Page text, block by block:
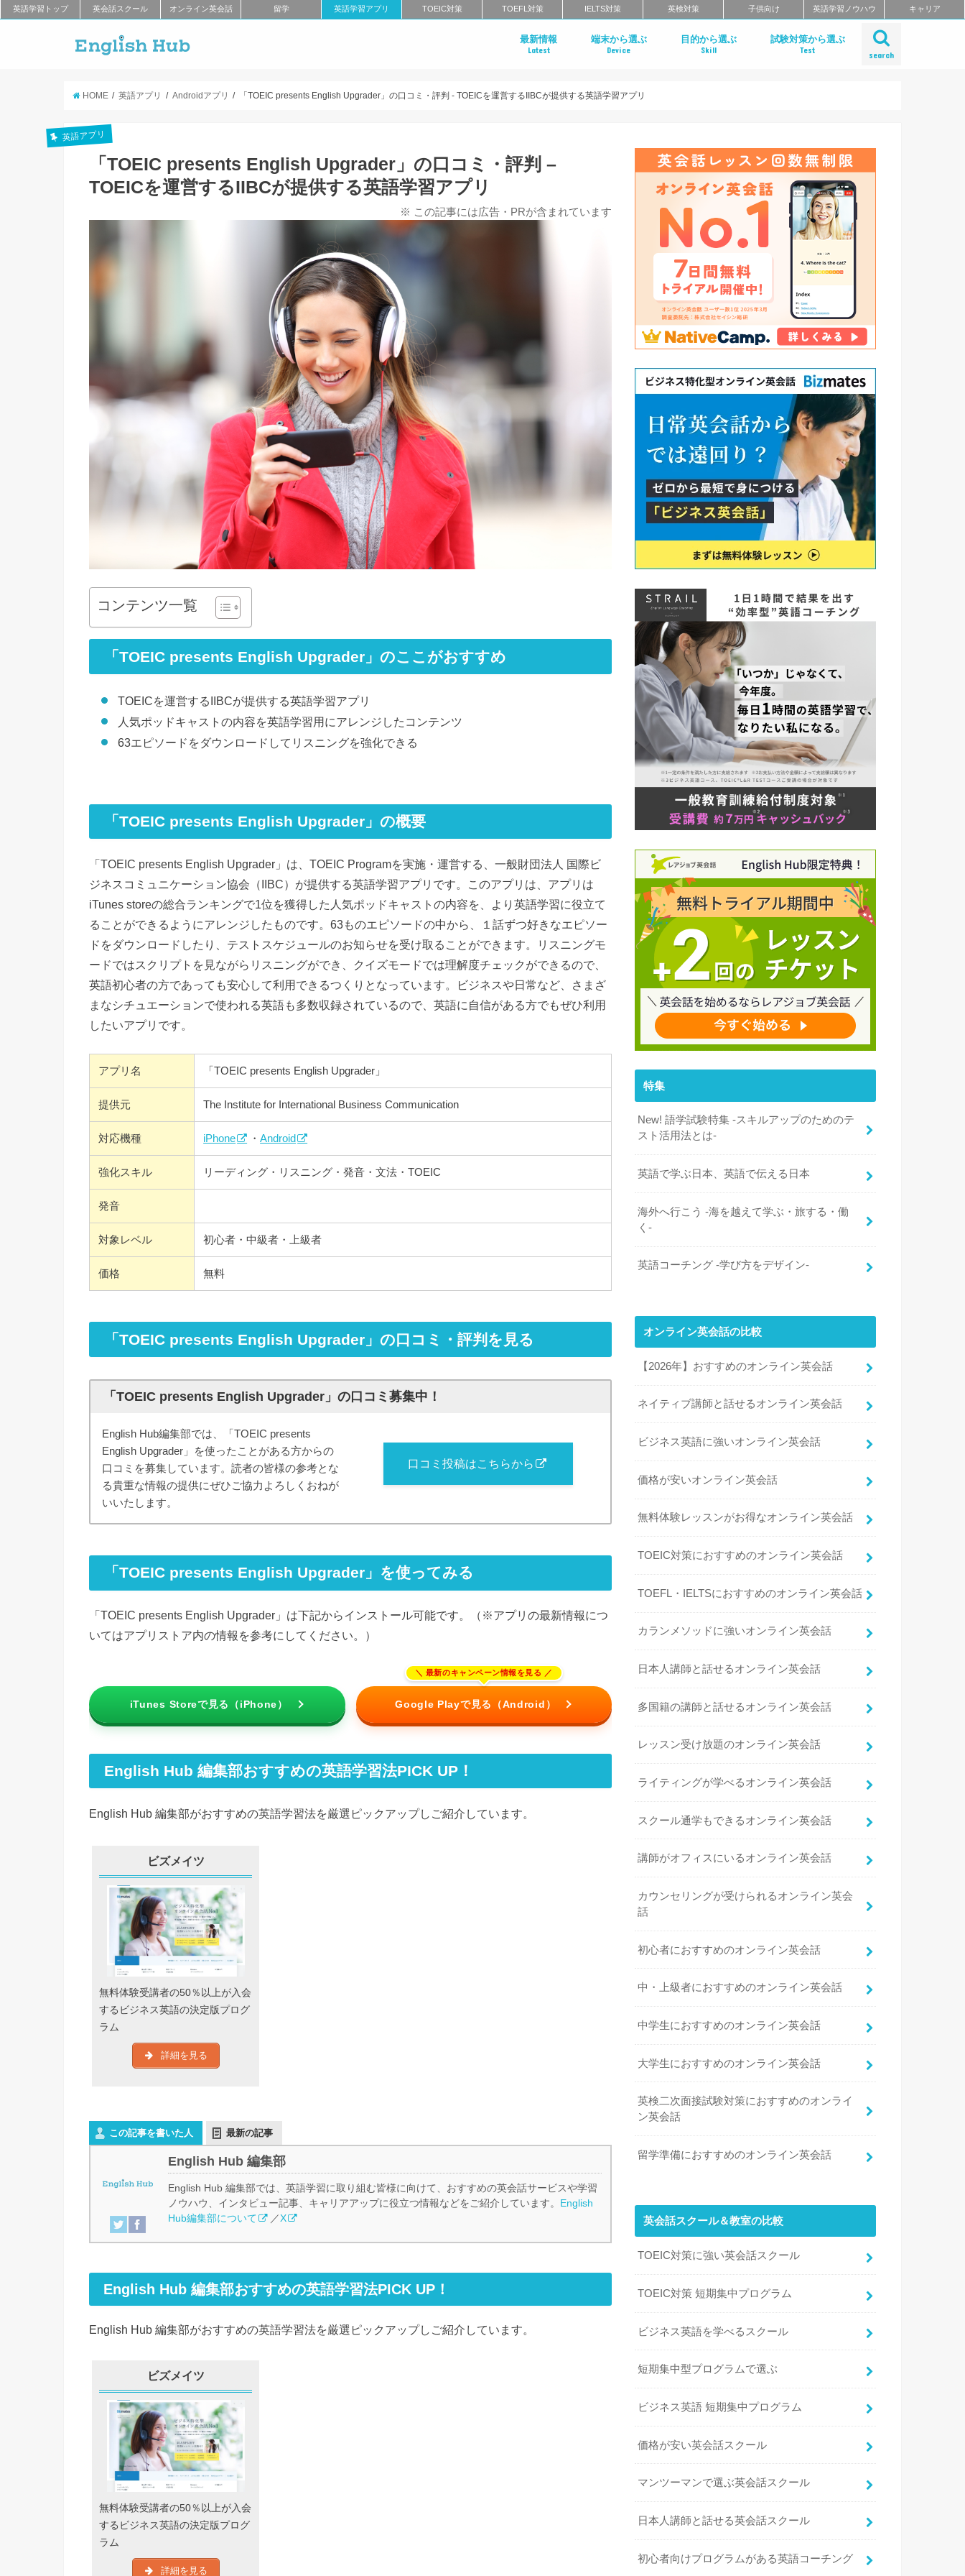
英語学習トップ 英会話スクール オンライン英会話 留学 英語学習アプリ TOEIC対策 TOEFL対策 IELTS対策 英検対策 子供向け 英語学習ノウハウ キャリア
search
最新情報
Latest
端末から選ぶ
Device
目的から選ぶ
Skill
試験対策から選ぶ
Test
HOME 英語アプリ Androidアプリ 「TOEIC presents English Upgrader」の口コミ・評判 - TOEICを運営するIIBCが提供する英語学習アプリ
英語アプリ
「TOEIC presents English Upgrader」の口コミ・評判 –
TOEICを運営するIIBCが提供する英語学習アプリ
※ この記事には広告・PRが含まれています
コンテンツ一覧
「TOEIC presents English Upgrader」のここがおすすめ
TOEICを運営するIIBCが提供する英語学習アプリ
人気ポッドキャストの内容を英語学習用にアレンジしたコンテンツ
63エピソードをダウンロードしてリスニングを強化できる
「TOEIC presents English Upgrader」の概要
「TOEIC presents English Upgrader」は、TOEIC Programを実施・運営する、一般財団法人 国際ビ
ジネスコミュニケーション協会（IIBC）が提供する英語学習アプリです。このアプリは、アプリは
iTunes storeの総合ランキングで1位を獲得した人気ポッドキャストの内容を、より英語学習に役立て
ることができるようにアレンジしたものです。63ものエピソードの中から、１話ずつ好きなエピソー
ドをダウンロードしたり、テストスケジュールのお知らせを受け取ることができます。リスニングモ
ードではスクリプトを見ながらリスニングができ、クイズモードでは理解度チェックができるので、
英語初心者の方であっても安心して利用できるつくりとなっています。ビジネスや日常など、さまざ
まなシチュエーションで使われる英語も多数収録されているので、英語に自信がある方でもぜひ利用
したいアプリです。
アプリ名 「TOEIC presents English Upgrader」
提供元 The Institute for International Business Communication
対応機種 iPhone ・Android
強化スキル リーディング・リスニング・発音・文法・TOEIC
発音
対象レベル 初心者・中級者・上級者
価格 無料
「TOEIC presents English Upgrader」の口コミ・評判を見る
「TOEIC presents English Upgrader」の口コミ募集中！
English Hub編集部では、「TOEIC presents
English Upgrader」を使ったことがある方からの
口コミを募集しています。読者の皆様の参考とな
る貴重な情報の提供にぜひご協力よろしくおねが
いいたします。
口コミ投稿はこちらから
「TOEIC presents English Upgrader」を使ってみる
「TOEIC presents English Upgrader」は下記からインストール可能です。（※アプリの最新情報につ
いてはアプリストア内の情報を参考にしてください。）
iTunes Storeで見る（iPhone） Google Playで見る（Android）
English Hub 編集部おすすめの英語学習法PICK UP！
English Hub 編集部がおすすめの英語学習法を厳選ピックアップしご紹介しています。
ビズメイツ
無料体験受講者の50％以上が入会
するビジネス英語の決定版プログ
ラム
詳細を見る
この記事を書いた人 最新の記事
English Hub 編集部
English Hub 編集部では、英語学習に取り組む皆様に向けて、おすすめの英会話サービスや学習
ノウハウ、インタビュー記事、キャリアアップに役立つ情報などをご紹介しています。 English
Hub編集部について
／X
English Hub 編集部おすすめの英語学習法PICK UP！
English Hub 編集部がおすすめの英語学習法を厳選ピックアップしご紹介しています。
ビズメイツ
無料体験受講者の50％以上が入会
するビジネス英語の決定版プログ
ラム
詳細を見る
特集
New! 語学試験特集 -スキルアップのためのテ
スト活用法とは-
英語で学ぶ日本、英語で伝える日本
海外へ行こう -海を越えて学ぶ・旅する・働
く-
英語コーチング -学び方をデザイン-
オンライン英会話の比較
【2026年】おすすめのオンライン英会話
ネイティブ講師と話せるオンライン英会話
ビジネス英語に強いオンライン英会話
価格が安いオンライン英会話
無料体験レッスンがお得なオンライン英会話
TOEIC対策におすすめのオンライン英会話
TOEFL・IELTSにおすすめのオンライン英会話
カランメソッドに強いオンライン英会話
日本人講師と話せるオンライン英会話
多国籍の講師と話せるオンライン英会話
レッスン受け放題のオンライン英会話
ライティングが学べるオンライン英会話
スクール通学もできるオンライン英会話
講師がオフィスにいるオンライン英会話
カウンセリングが受けられるオンライン英会
話
初心者におすすめのオンライン英会話
中・上級者におすすめのオンライン英会話
中学生におすすめのオンライン英会話
大学生におすすめのオンライン英会話
英検二次面接試験対策におすすめのオンライ
ン英会話
留学準備におすすめのオンライン英会話
英会話スクール＆教室の比較
TOEIC対策に強い英会話スクール
TOEIC対策 短期集中プログラム
ビジネス英語を学べるスクール
短期集中型プログラムで選ぶ
ビジネス英語 短期集中プログラム
価格が安い英会話スクール
マンツーマンで選ぶ英会話スクール
日本人講師と話せる英会話スクール
初心者向けプログラムがある英語コーチング